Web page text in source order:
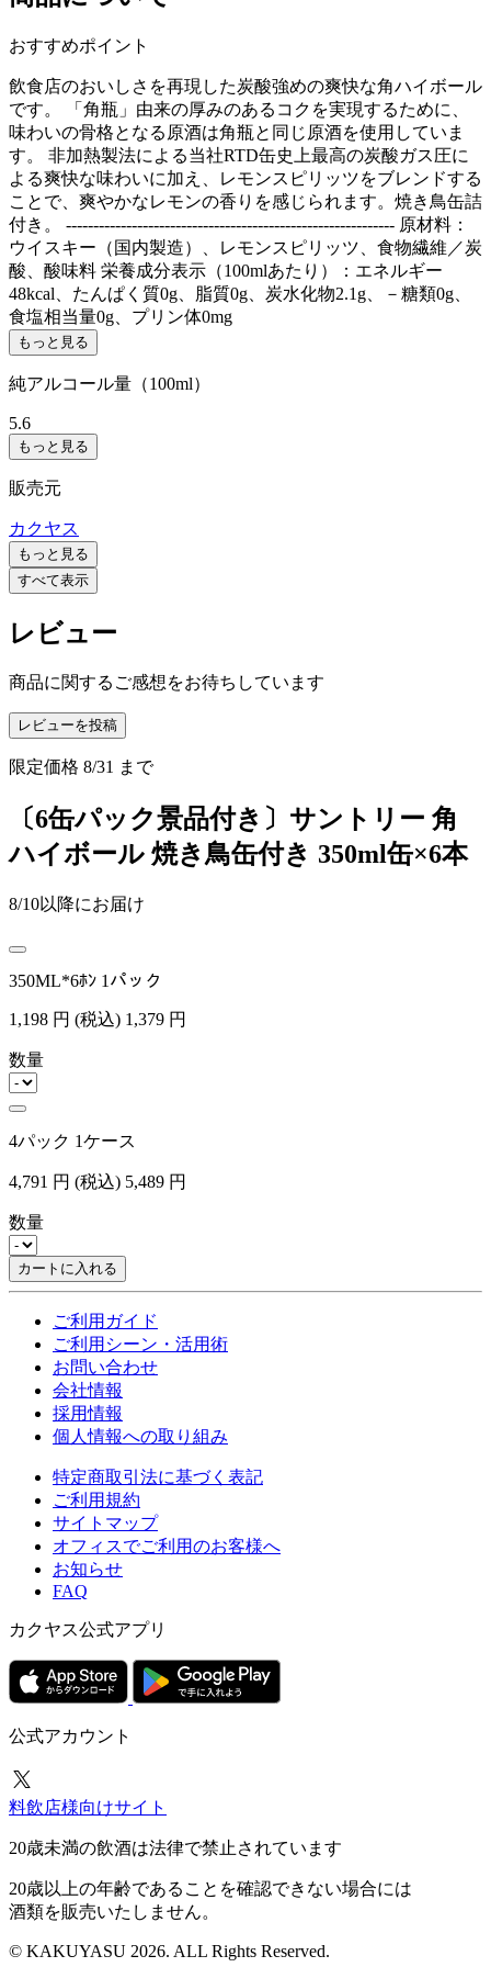
おすすめポイント
飲食店のおいしさを再現した炭酸強めの爽快な角ハイボール
です。 「角瓶」由来の厚みのあるコクを実現するために、
味わいの骨格となる原酒は角瓶と同じ原酒を使用していま
す。 非加熱製法による当社RTD缶史上最高の炭酸ガス圧に
よる爽快な味わいに加え、レモンスピリッツをブレンドする
ことで、爽やかなレモンの香りを感じられます。焼き鳥缶詰
付き。 ------------------------------------------------------------ 原材料：
ウイスキー（国内製造）、レモンスピリッツ、食物繊維／炭
酸、酸味料 栄養成分表示（100mlあたり）：エネルギー
48kcal、たんぱく質0g、脂質0g、炭水化物2.1g、－糖類0g、
食塩相当量0g、プリン体0mg
もっと見る
純アルコール量（100ml）
5.6
もっと見る
販売元
カクヤス
もっと見る
すべて表示
レビュー
商品に関するご感想をお待ちしています
レビューを投稿
限定価格 8/31 まで
〔6缶パック景品付き〕サントリー 角
ハイボール 焼き鳥缶付き 350ml缶×6本
8/10以降にお届け
350ML*6ﾎﾝ 1パック
1,198 円 (税込) 1,379 円
数量
4パック 1ケース
4,791 円 (税込) 5,489 円
数量
カートに入れる
ご利用ガイド
ご利用シーン・活用術
お問い合わせ
会社情報
採用情報
個人情報への取り組み
特定商取引法に基づく表記
ご利用規約
サイトマップ
オフィスでご利用のお客様へ
お知らせ
FAQ
カクヤス公式アプリ
公式アカウント
料飲店様向けサイト
20歳未満の飲酒は法律で禁止されています
20歳以上の年齢であることを確認できない場合には
酒類を販売いたしません。
© KAKUYASU 2026. ALL Rights Reserved.